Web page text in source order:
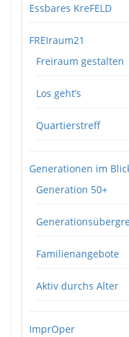
Essbares KreFELD
FREIraum21
Freiraum gestalten
Los geht’s
Quartierstreff
Generationen im
Generation 50+
Familienangebote
Aktiv durchs Alter
ImprOper